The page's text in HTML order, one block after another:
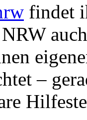
findet
–